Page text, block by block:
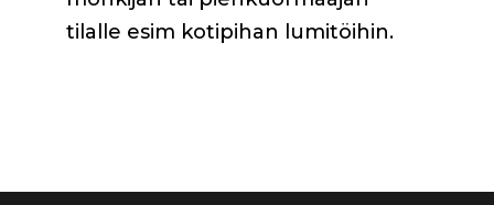
tilalle esim kotipihan lumitöihin.